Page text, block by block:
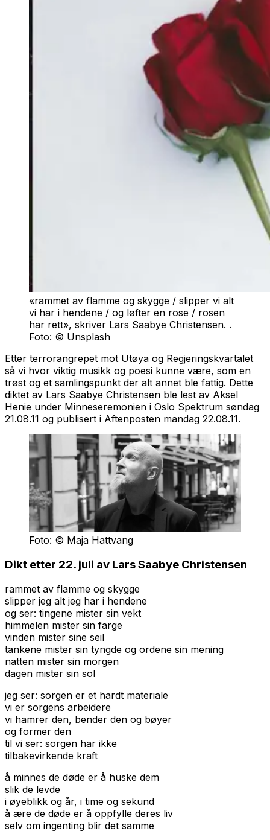
«rammet av flamme og skygge / slipper vi alt
vi har i hendene / og løfter en rose / rosen
har rett», skriver Lars Saabye Christensen. .
Foto: © Unsplash
Etter terrorangrepet mot Utøya og Regjeringskvartalet
så vi hvor viktig musikk og poesi kunne være, som en
trøst og et samlingspunkt der alt annet ble fattig. Dette
diktet av Lars Saabye Christensen ble lest av Aksel
Henie under Minneseremonien i Oslo Spektrum søndag
21.08.11 og publisert i Aftenposten mandag 22.08.11.
Foto: © Maja Hattvang
Dikt etter 22. juli av Lars Saabye Christensen
rammet av flamme og skygge
slipper jeg alt jeg har i hendene
og ser: tingene mister sin vekt
himmelen mister sin farge
vinden mister sine seil
tankene mister sin tyngde og ordene sin mening
natten mister sin morgen
dagen mister sin sol
jeg ser: sorgen er et hardt materiale
vi er sorgens arbeidere
vi hamrer den, bender den og bøyer
og former den
til vi ser: sorgen har ikke
tilbakevirkende kraft
å minnes de døde er å huske dem
slik de levde
i øyeblikk og år, i time og sekund
å ære de døde er å oppfylle deres liv
selv om ingenting blir det samme